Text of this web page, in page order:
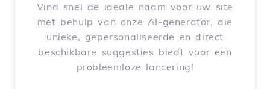
Vind snel de ideale naam voor uw site
met behulp van onze AI-generator, die
unieke, gepersonaliseerde en direct
beschikbare suggesties biedt voor een
probleemloze lancering!